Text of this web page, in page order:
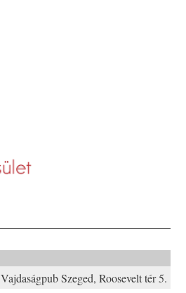
Vajdaságpub Szeged, Roosevelt tér 5.